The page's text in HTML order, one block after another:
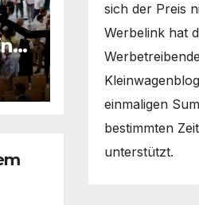
sich der Preis
Werbelink hat
einmaligen
bestimmten
unterstützt.